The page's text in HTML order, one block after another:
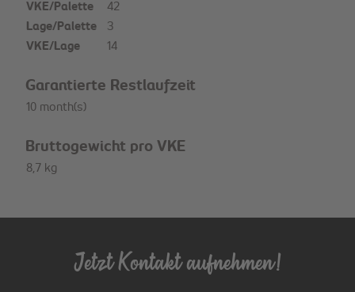
VKE/Palette
42
Lage/Palette
3
VKE/Lage
14
Garantierte Restlaufzeit
10 month(s)
Bruttogewicht pro VKE
8,7 kg
Jetzt Kontakt aufnehmen!